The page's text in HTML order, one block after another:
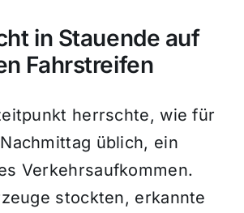
in Stauende auf
Fahrstreifen
herrschte, wie für
üblich, ein
Verkehrsaufkommen.
stockten, erkannte